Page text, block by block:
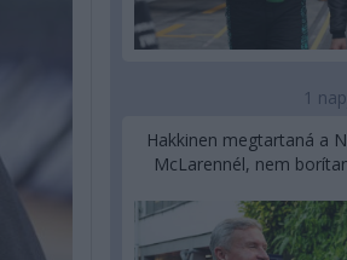
1
Hakkinen megtartaná a
McLarennél, nem